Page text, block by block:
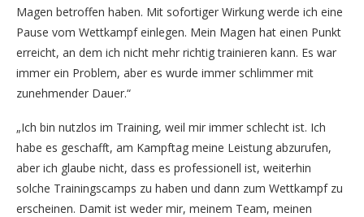
Magen betroffen haben. Mit sofortiger Wirkung werde ich eine
Pause vom Wettkampf einlegen. Mein Magen hat einen Punkt
erreicht, an dem ich nicht mehr richtig trainieren kann. Es war
immer ein Problem, aber es wurde immer schlimmer mit
zunehmender Dauer.“
„Ich bin nutzlos im Training, weil mir immer schlecht ist. Ich
habe es geschafft, am Kampftag meine Leistung abzurufen,
aber ich glaube nicht, dass es professionell ist, weiterhin
solche Trainingscamps zu haben und dann zum Wettkampf zu
erscheinen. Damit ist weder mir, meinem Team, meinen